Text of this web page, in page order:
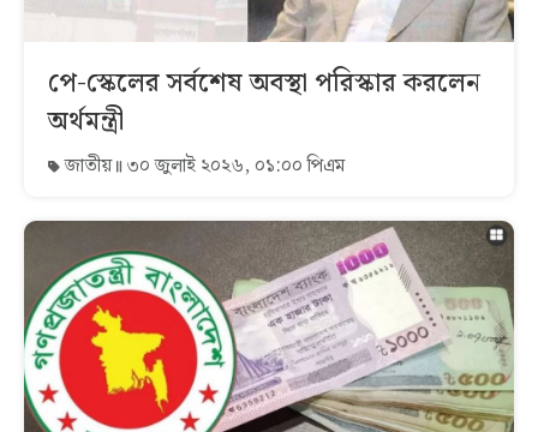
পে-স্কেলের সর্বশেষ অবস্থা পরিস্কার করলেন
অর্থমন্ত্রী
জাতীয় ৩০ জুলাই ২০২৬, ০১:০০ পিএম